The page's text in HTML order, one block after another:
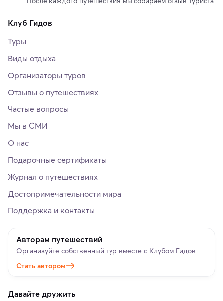
Клуб Гидов
Туры
Виды отдыха
Организаторы туров
Отзывы о путешествиях
Частые вопросы
Мы в СМИ
О нас
Подарочные сертификаты
Журнал о путешествиях
Достопримечательности мира
Поддержка и контакты
Авторам путешествий
Организуйте собственный тур вместе с Клубом Гидов
Стать автором
Давайте дружить